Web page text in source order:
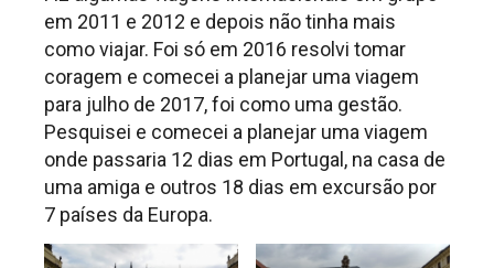
em 2011 e 2012 e depois não tinha mais
como viajar. Foi só em 2016 resolvi tomar
coragem e comecei a planejar uma viagem
para julho de 2017, foi como uma gestão.
Pesquisei e comecei a planejar uma viagem
onde passaria 12 dias em Portugal, na casa de
uma amiga e outros 18 dias em excursão por
7 países da Europa.